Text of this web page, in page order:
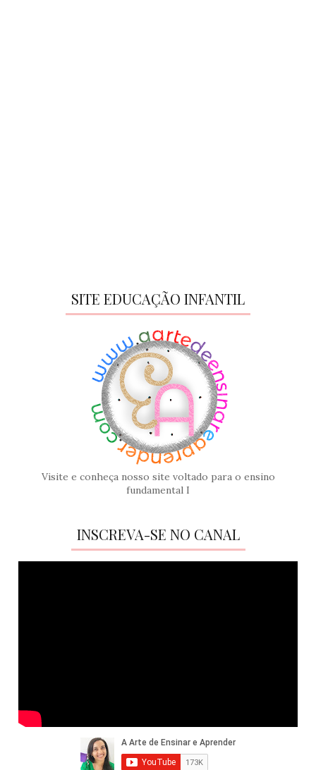
SITE EDUCAÇÃO INFANTIL
Visite e conheça nosso site voltado para o ensino
fundamental I
INSCREVA-SE NO CANAL